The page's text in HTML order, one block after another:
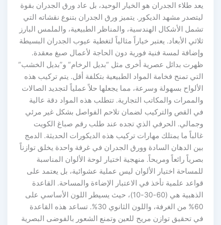
يعد طلاء الجدران هو الخيار الوحيد، بل عاد ورق الجدران بقوة
ليتصدر مشهد الديكور. يتميز ورق الجدران بتنوع نقشاته التي
تشمل الأشكال الهندسية، والمناظر الطبيعية، والملمس البارز
ثلاثي الأبعاد. يعتبر خياراً مثالياً لتغطية عيوب الجدران البسيطة
وإضافة لمسة فنية فورية دون الحاجة لأعمال صبغ معقدة.
ظهرت بدائل عصرية أخرى مثل “بديل الرخام” و”بديل الخشب”
التي تمنح فخامة المواد الطبيعية بتكلفة أقل. يتم تركيب هذه
الألواح بسهولة وسرعة، مما يجعلها حلاً عملياً لتجديد الصالات
والممرات والمكاتب التجارية. تتطلب هذه المواد دقة عالية
في القص والتركيب لضمان تلاحم الفواصل بشكل غير مرئي
وجمالي. الحرفي الذي تجده عند طلب رقم صباغ الكويت
غالباً ما يمتلك مهارات تركيب هذه الديكورات الحديثة. الدمج
بين الدهان السادة وورق الجدران في غرفة واحدة يخلق توازناً
بصرياً رائعاً ومريحاً. منهجية اختيار لوحة الألوان المناسبة
للمساحة اختيار الألوان ليس عملية عشوائية، بل يعتمد على
قواعد علمية تأخذ في الاعتبار الإضاءة والمساحة. القاعدة
الذهبية هي (60-30-10)، حيث يسيطر اللون الأساسي على
60% من الغرفة، واللون الثانوي 30%. تساعد هذه القاعدة
في تحقيق توازن مريح للعين وتمنع الشعور بالفوضى البصرية